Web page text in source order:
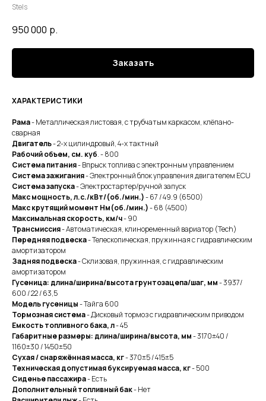
Stels
950 000 р.
Заказать
ХАРАКТЕРИСТИКИ
Рама- Металлическая листовая, с трубчатым каркасом, клёпано-
сварная
Двигатель- 2-х цилиндровый, 4-х тактный
Рабочий объем, см. куб. - 800
Система питания- Впрыск топлива с электронным управлением
Система зажигания- Электронный блок управления двигателем ECU
Система запуска- Электростартер/ручной запуск
Макс мощность, л.с./кВт/(об./мин.)- 67 / 49.9 (6500)
Макс крутящий момент Нм(об./мин.)- 68 (4500)
Максимальная скорость, км/ч- 90
Трансмиссия- Автоматическая, клиноременный вариатор (Tech)
Передняя подвеска- Телескопическая, пружинная с гидравлическим
амортизатором
Задняя подвеска- Склизовая, пружинная, с гидравлическим
амортизатором
Гусеница: длина/ширина/высота грунтозацепа/шаг, мм- 3937/
600 / 22 / 63,5
Модель гусеницы- Тайга 600
Тормозная система- Дисковый тормоз с гидравлическим приводом
Емкость топливного бака, л- 45
Габаритные размеры: длина/ширина/высота, мм- 3170±40 /
1160±30 / 1450±50
Сухая / снаряжённая масса, кг- 370±5 / 415±5
Техническая допустимая буксируемая масса, кг- 500
Сиденье пассажира- Есть
Дополнительный топливный бак- Нет